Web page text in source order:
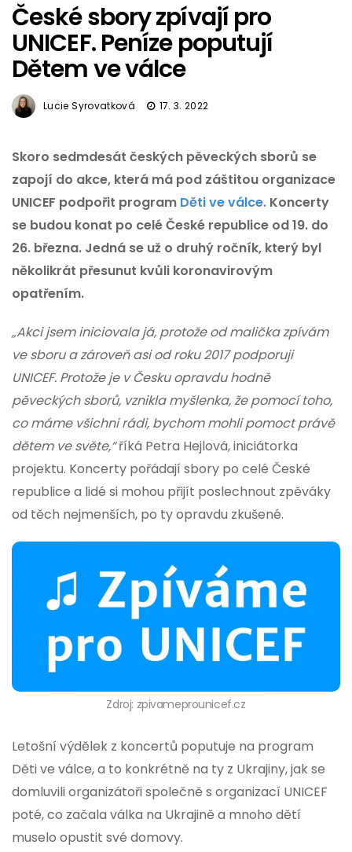
České sbory zpívají pro
UNICEF. Peníze poputují
Dětem ve válce
Lucie Syrovatková 17. 3. 2022
Skoro sedmdesát českých pěveckých sborů se
zapojí do akce, která má pod záštitou organizace
UNICEF podpořit program Děti ve válce. Koncerty
se budou konat po celé České republice od 19. do
26. března. Jedná se už o druhý ročník, který byl
několikrát přesunut kvůli koronavirovým
opatřením.
„Akci jsem iniciovala já, protože od malička zpívám
ve sboru a zároveň asi od roku 2017 podporuji
UNICEF. Protože je v Česku opravdu hodně
pěveckých sborů, vznikla myšlenka, že pomocí toho,
co máme všichni rádi, bychom mohli pomoct právě
dětem ve světe,“říká Petra Hejlová, iniciátorka
projektu. Koncerty pořádají sbory po celé České
republice a lidé si mohou přijít poslechnout zpěváky
od těch nejmenších, po ty opravdu zkušené.
Zdroj: zpivameprounicef.cz
Letošní výdělek z koncertů poputuje na program
Děti ve válce, a to konkrétně na ty z Ukrajiny, jak se
domluvili organizátoři společně s organizací UNICEF
poté, co začala válka na Ukrajině a mnoho dětí
muselo opustit své domovy.